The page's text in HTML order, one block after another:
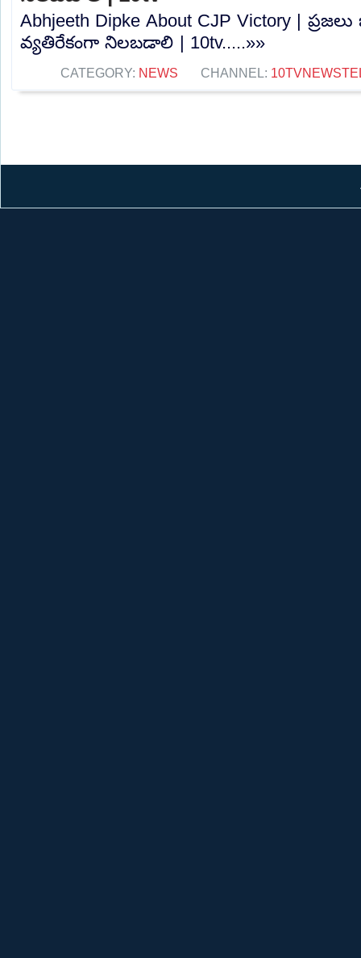
Abhjeeth Dipke About CJP Victory |
వ్యతిరేకంగా నిలబడాలి | 10tv.....»»
CATEGORY: NEWS CHANNEL: